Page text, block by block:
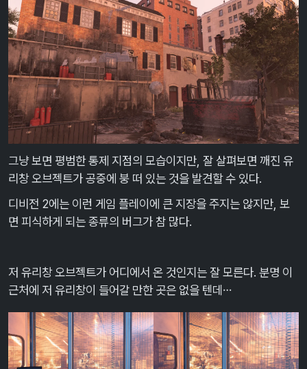
그냥 보면 평범한 통제 지점의 모습이지만, 잘 살펴보면 깨진 유
리창 오브젝트가 공중에 붕 떠 있는 것을 발견할 수 있다.
디비전 2에는 이런 게임 플레이에 큰 지장을 주지는 않지만, 보
면 피식하게 되는 종류의 버그가 참 많다.
저 유리창 오브젝트가 어디에서 온 것인지는 잘 모른다. 분명 이
근처에 저 유리창이 들어갈 만한 곳은 없을 텐데…